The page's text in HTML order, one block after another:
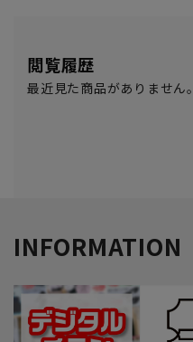
閲覧履歴
最近見た商品がありません。
INFORMATION